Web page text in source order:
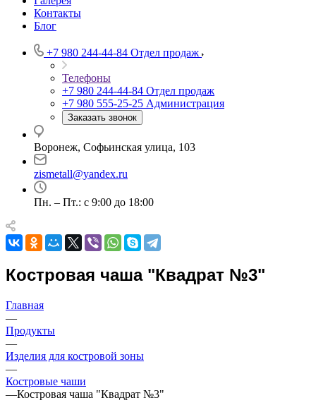
Контакты
Блог
+7 980 244-44-84 Отдел продаж
Телефоны
+7 980 244-44-84 Отдел продаж
+7 980 555-25-25 Администрация
Заказать звонок
Воронеж, Софьинская улица, 103
zismetall@yandex.ru
Пн. – Пт.: с 9:00 до 18:00
Костровая чаша "Квадрат №3"
Главная
—
Продукты
—
Изделия для костровой зоны
—
Костровые чаши
—Костровая чаша "Квадрат №3"